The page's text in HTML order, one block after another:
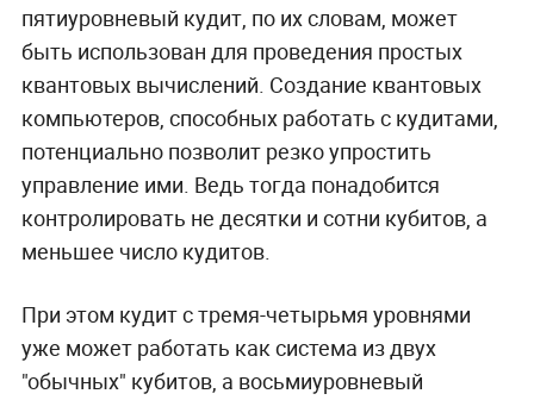
пятиуровневый кудит, по их словам, может
быть использован для проведения простых
квантовых вычислений. Создание квантовых
компьютеров, способных работать с кудитами,
потенциально позволит резко упростить
управление ими. Ведь тогда понадобится
контролировать не десятки и сотни кубитов, а
меньшее число кудитов.
При этом кудит с тремя-четырьмя уровнями
уже может работать как система из двух
"обычных" кубитов, а восьмиуровневый